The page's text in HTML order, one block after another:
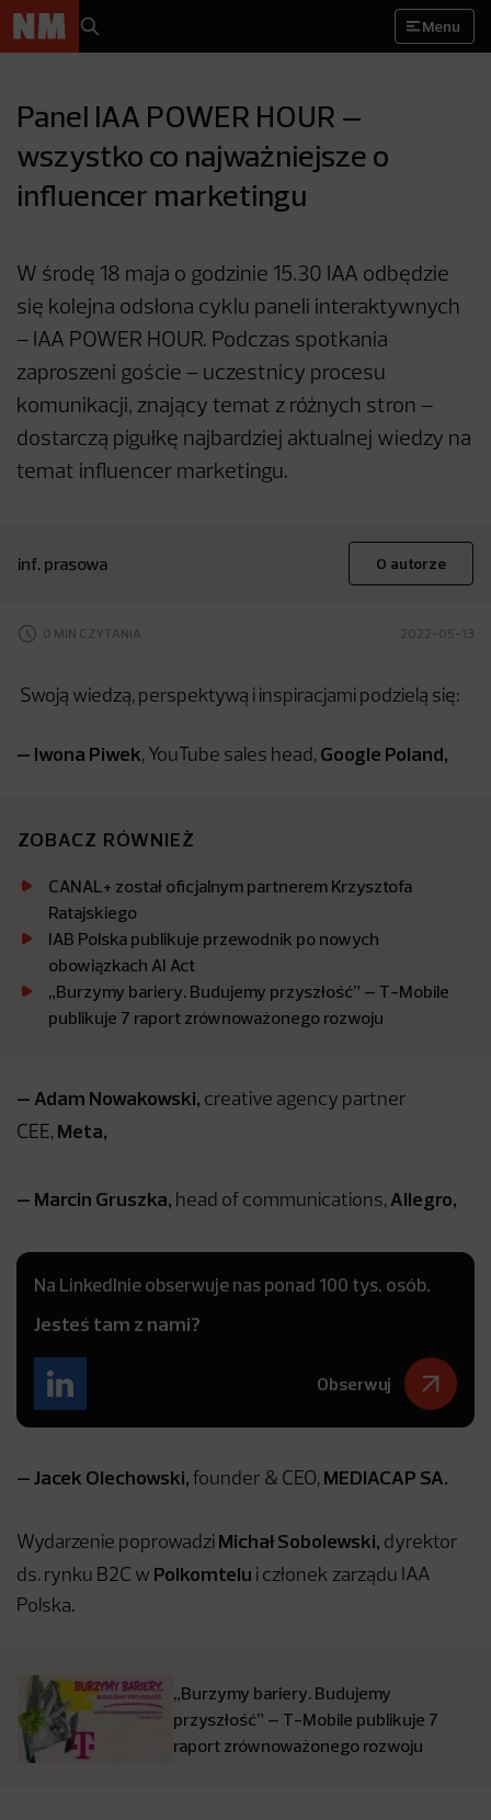
Menu
Panel IAA POWER HOUR –
wszystko co najważniejsze o
influencer marketingu
W środę 18 maja o godzinie 15.30 IAA odbędzie
się kolejna odsłona cyklu paneli interaktywnych
– IAA POWER HOUR. Podczas spotkania
zaproszeni goście – uczestnicy procesu
komunikacji, znający temat z różnych stron –
dostarczą pigułkę najbardziej aktualnej wiedzy na
temat influencer marketingu.
inf. prasowa O autorze
0 MIN CZYTANIA 2022-05-13
Swoją wiedzą, perspektywą i inspiracjami podzielą się:
– Iwona Piwek, YouTube sales head, Google Poland,
ZOBACZ RÓWNIEŻ
CANAL+ został oficjalnym partnerem Krzysztofa
Ratajskiego
IAB Polska publikuje przewodnik po nowych
obowiązkach AI Act
„Burzymy bariery. Budujemy przyszłość” – T-Mobile
publikuje 7 raport zrównoważonego rozwoju
– Adam Nowakowski, creative agency partner
CEE, Meta,
– Marcin Gruszka, head of communications, Allegro,
Na LinkedInie obserwuje nas ponad 100 tys. osób.
Jesteś tam z nami?
Obserwuj
– Jacek Olechowski, founder & CEO, MEDIACAP SA.
Wydarzenie poprowadzi Michał Sobolewski, dyrektor
ds. rynku B2C w Polkomtelu i członek zarządu IAA
Polska.
„Burzymy bariery. Budujemy
przyszłość” – T-Mobile publikuje 7
raport zrównoważonego rozwoju